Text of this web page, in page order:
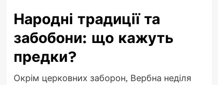
Народні традиції та
забобони: що кажуть
предки?
Окрім церковних заборон, Вербна неділя